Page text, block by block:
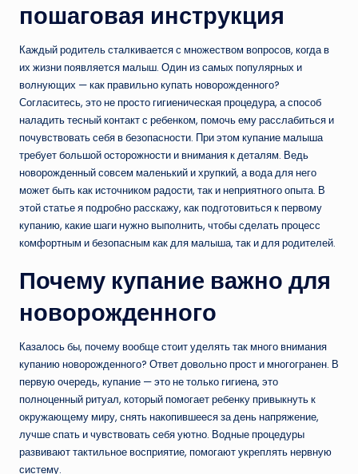
пошаговая инструкция
Каждый родитель сталкивается с множеством вопросов, когда в
их жизни появляется малыш. Один из самых популярных и
волнующих — как правильно купать новорожденного?
Согласитесь, это не просто гигиеническая процедура, а способ
наладить тесный контакт с ребенком, помочь ему расслабиться и
почувствовать себя в безопасности. При этом купание малыша
требует большой осторожности и внимания к деталям. Ведь
новорожденный совсем маленький и хрупкий, а вода для него
может быть как источником радости, так и неприятного опыта. В
этой статье я подробно расскажу, как подготовиться к первому
купанию, какие шаги нужно выполнить, чтобы сделать процесс
комфортным и безопасным как для малыша, так и для родителей.
Почему купание важно для
новорожденного
Казалось бы, почему вообще стоит уделять так много внимания
купанию новорожденного? Ответ довольно прост и многогранен. В
первую очередь, купание — это не только гигиена, это
полноценный ритуал, который помогает ребенку привыкнуть к
окружающему миру, снять накопившееся за день напряжение,
лучше спать и чувствовать себя уютно. Водные процедуры
развивают тактильное восприятие, помогают укреплять нервную
систему.